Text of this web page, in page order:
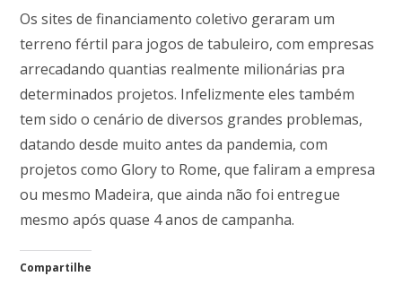
Os sites de financiamento coletivo geraram um
terreno fértil para jogos de tabuleiro, com empresas
arrecadando quantias realmente milionárias pra
determinados projetos. Infelizmente eles também
tem sido o cenário de diversos grandes problemas,
datando desde muito antes da pandemia, com
projetos como Glory to Rome, que faliram a empresa
ou mesmo Madeira, que ainda não foi entregue
mesmo após quase 4 anos de campanha.
Compartilhe